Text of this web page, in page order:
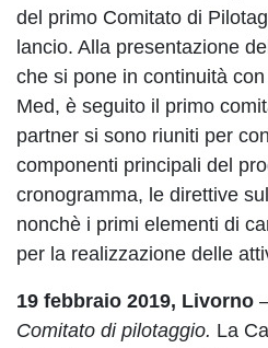
del primo Comitato di
lancio. Alla presentazione
che si pone in continuità
Med, è seguito il primo
partner si sono riuniti per
componenti principali del
cronogramma, le direttive
nonchè i primi elementi di
per la realizzazione delle
19 febbraio 2019, Livorno
Comitato di pilotaggio. La